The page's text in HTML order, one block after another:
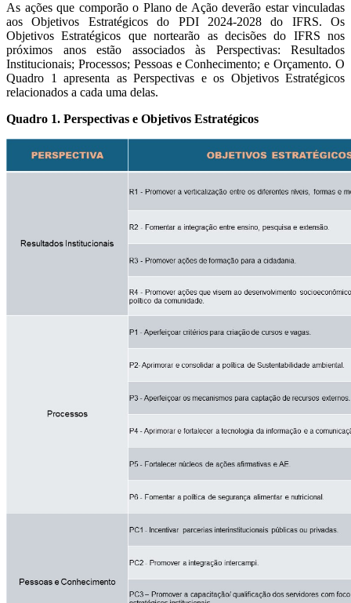
As ações que comporão o Plano de Ação deverão estar vinculadas
aos Objetivos Estratégicos do PDI 2024-2028 do IFRS. Os
Objetivos Estratégicos que nortearão as decisões do IFRS nos
próximos anos estão associados às Perspectivas: Resultados
Institucionais; Processos; Pessoas e Conhecimento; e Orçamento. O
Quadro 1 apresenta as Perspectivas e os Objetivos Estratégicos
relacionados a cada uma delas.
Quadro 1. Perspectivas e Objetivos Estratégicos